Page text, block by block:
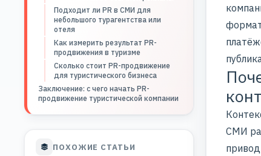
Подходит ли PR в СМИ для
небольшого турагентства или
отеля
Как измерить результат PR-
продвижения в туризме
Сколько стоит PR-продвижение
для туристического бизнеса
Заключение: с чего начать PR-
продвижение туристической компании
ПОХОЖИЕ СТАТЬИ
СМИ